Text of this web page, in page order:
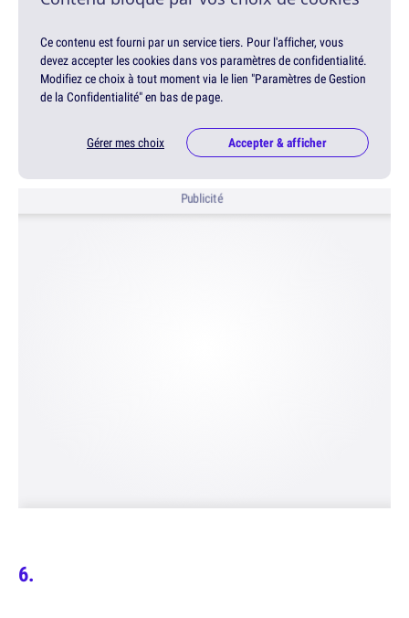
Ce contenu est fourni par un service tiers. Pour l'afficher, vous
devez accepter les cookies dans vos paramètres de confidentialité.
Modifiez ce choix à tout moment via le lien "Paramètres de Gestion
de la Confidentialité" en bas de page.
Gérer mes choix Accepter & afficher
Publicité